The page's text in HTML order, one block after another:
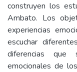
construyen los
Ambato. Los
experiencias
escuchar
diferencias que
emocionales de